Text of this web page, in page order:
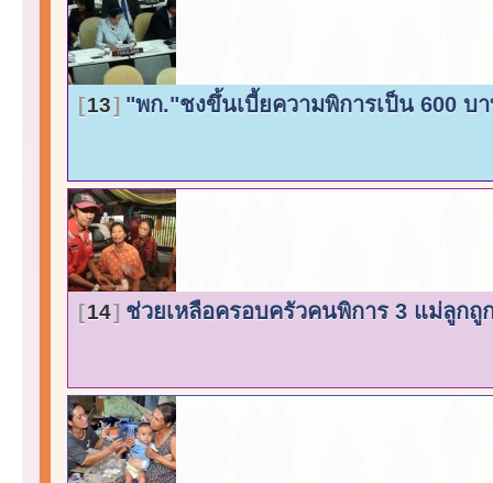
13 "พก."ชงขึ้นเบี้ยความพิการเป็น 600 บ
14 ช่วยเหลือครอบครัวคนพิการ 3 แม่ลูก